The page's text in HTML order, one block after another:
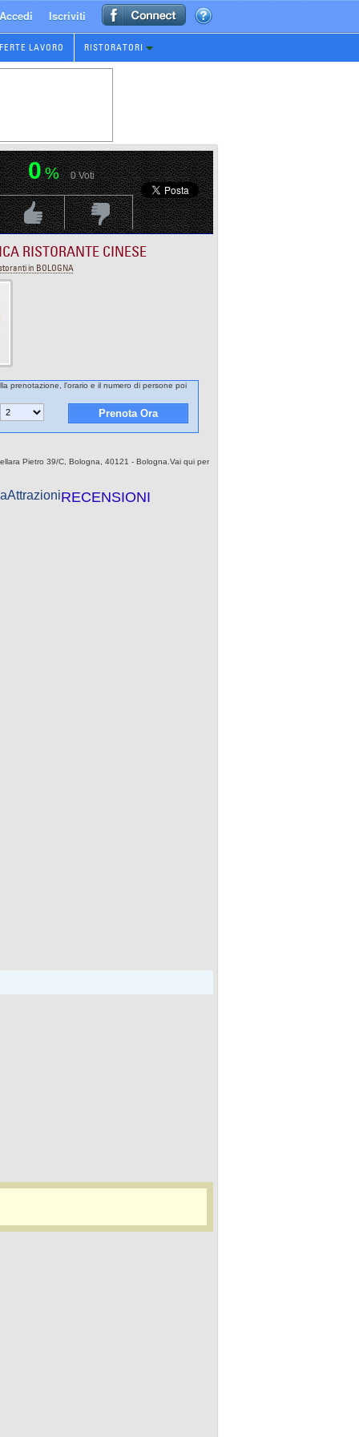
Accedi Iscriviti
LAVORO RISTORATORI
0% 0Voti
Voti PositivoVoti Negativo
RISTORANTE CINESE
in BOLOGNA
prenotazione, l'orario e il numero di persone poi
Pietro 39/C, Bologna, 40121 - Bologna.Vai qui per
AttrazioniRECENSIONI